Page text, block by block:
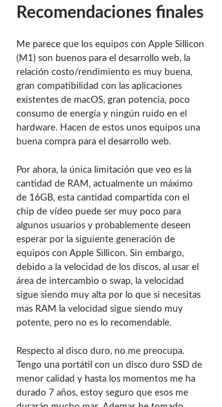
Recomendaciones finales
Me parece que los equipos con Apple Sillicon
(M1) son buenos para el desarrollo web, la
relación costo/rendimiento es muy buena,
gran compatibilidad con las aplicaciones
existentes de macOS, gran potencia, poco
consumo de energía y ningún ruido en el
hardware. Hacen de estos unos equipos una
buena compra para el desarrollo web.
Por ahora, la única limitación que veo es la
cantidad de RAM, actualmente un máximo
de 16GB, esta cantidad compartida con el
chip de vídeo puede ser muy poco para
algunos usuarios y probablemente deseen
esperar por la siguiente generación de
equipos con Apple Sillicon. Sin embargo,
debido a la velocidad de los discos, al usar el
área de intercambio o swap, la velocidad
sigue siendo muy alta por lo que si necesitas
mas RAM la velocidad sigue siendo muy
potente, pero no es lo recomendable.
Respecto al disco duro, no me preocupa.
Tengo una portátil con un disco duro SSD de
menor calidad y hasta los momentos me ha
durado 7 años, estoy seguro que esos me